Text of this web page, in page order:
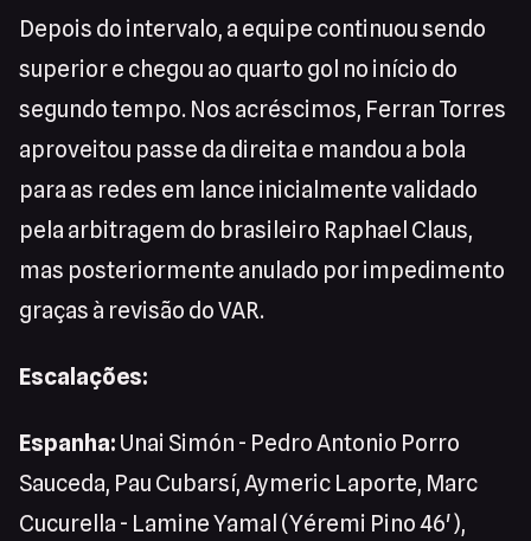
Depois do intervalo, a equipe continuou sendo
superior e chegou ao quarto gol no início do
segundo tempo. Nos acréscimos, Ferran Torres
aproveitou passe da direita e mandou a bola
para as redes em lance inicialmente validado
pela arbitragem do brasileiro Raphael Claus,
mas posteriormente anulado por impedimento
graças à revisão do VAR.
Escalações:
Espanha: Unai Simón - Pedro Antonio Porro
Sauceda, Pau Cubarsí, Aymeric Laporte, Marc
Cucurella - Lamine Yamal (Yéremi Pino 46'),